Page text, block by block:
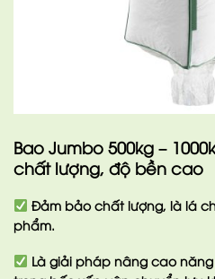
Bao Jumbo 500kg –
chất lượng, độ bền cao
Đảm bảo chất lượng, là lá
phẩm.
Là giải pháp nâng cao